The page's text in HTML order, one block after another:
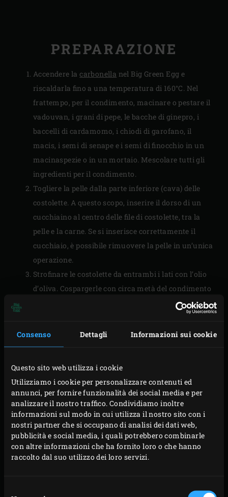
Consenso Dettagli Informazioni sui cookie
Questo sito web utilizza i cookie
Utilizziamo i cookie per personalizzare contenuti ed
annunci, per fornire funzionalità dei social media e per
analizzare il nostro traffico. Condividiamo inoltre
informazioni sul modo in cui utilizza il nostro sito con i
nostri partner che si occupano di analisi dei dati web,
pubblicità e social media, i quali potrebbero combinarle
con altre informazioni che ha fornito loro o che hanno
raccolto dal suo utilizzo dei loro servizi.
PREPARAZIONE
Accendere lacarbonella nel Big Green Egg e
riscaldarla fino a una temperatura di 160°C. Nel
frattempo, per il condimento, macinare o pestare il
vadouvan, i grani di pepe, le bacche di ginepro, i
baccelli di cardamomo, i chiodi di garofano, il
macis, i semi di senape e i semi di finocchio in un
macinaspezie o in un mortaio. Mescolare tutti gli
ingredienti per il condimento.
Togliere la pelle dalla parte inferiore (cava) delle
costolette. A questo scopo, inserire il dorso di un
cucchiaino al centro delle file di costolette, tra la
pelle e la carne. Se si inserisce correttamente il
cucchiaio, è possibile rimuovere la pelle in un’unica
operazione.
Strofinare le costolette da entrambi i lati con l’olio
d’oliva. Cospargerle con circa metà del condimento
strofinandolo sulla carne. Il resto del condimento si
può conservare in un barattolo sigillato per la
prossima volta.
PROCEDIMENTO
Deporre1 pezzo di legno di Hickory e 1 pezzo di
legno di melosulla carbonella accesa. Posizionare il
convEGGitorecon laleccarda rettangolarenell’EGG.
Posizionare lagriglia in acciaio inoxe collocarvi le
costolette e il cestello per arrostire. Sistemare le
costolette sul cestello e chiudere il coperchio
dell’EGG di circa 40 °C e si arriva ai 120 °C desiderati.